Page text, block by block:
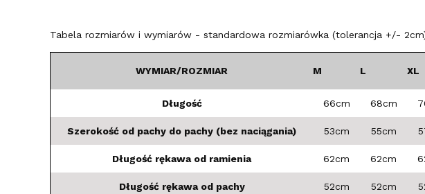
Tabela rozmiarów i wymiarów - standardowa rozmiarówka (tolerancja +/-
WYMIAR/ROZMIAR M L XL
Długość 66cm 68cm
Szerokość od pachy do pachy (bez naciągania) 53cm 55cm
Długość rękawa od ramienia 62cm 62cm
Długość rękawa od pachy 52cm 52cm